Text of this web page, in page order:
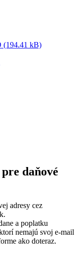
kB)
daňové
adresy cez
a poplatku
nemajú svoj e-mail
ako doteraz.